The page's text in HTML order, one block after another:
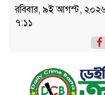
রবিবার, ৯ই আগস্ট, ২০২৬
৭:১১